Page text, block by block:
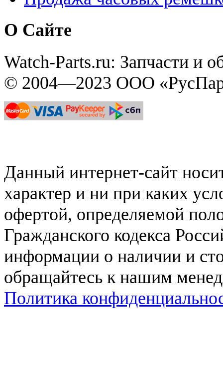
О Сайте
Watch-Parts.ru: Запчасти и
© 2004—2023 ООО
Данный интернет-сайт
характер и ни при каких
офертой, определяемой
Гражданского кодекса
информации о наличии и
обращайтесь к нашим
Политика